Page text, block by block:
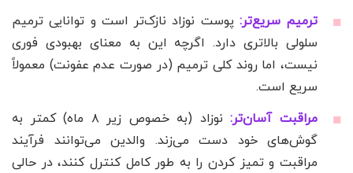
ترمیم سریع‌تر: پوست نوزاد نازک‌تر است و توانایی ترمیم
سلولی بالاتری دارد. اگرچه این به معنای بهبودی فوری
نیست، اما روند کلی ترمیم (در صورت عدم عفونت) معمولاً
سریع است.
مراقبت آسان‌تر:
نوزاد (به خصوص زیر ۸ ماه) کمتر به
گوش‌های خود دست می‌زند. والدین می‌توانند فرآیند
مراقبت و تمیز کردن را به طور کامل کنترل کنند، در حالی